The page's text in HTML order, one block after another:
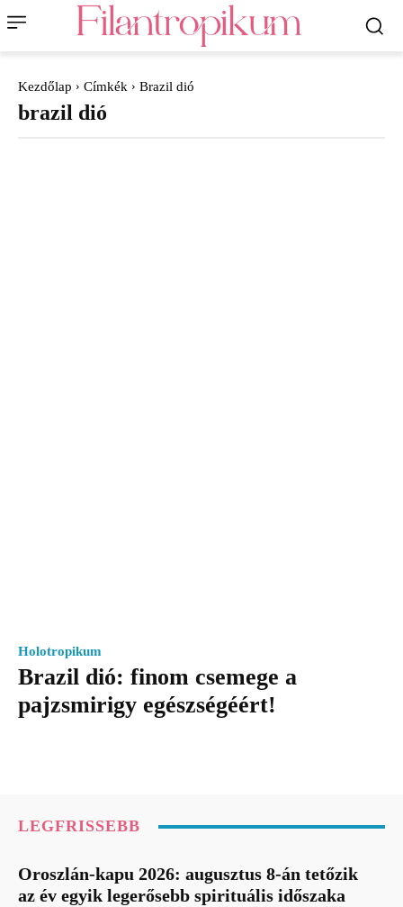
Kezdőlap Címkék Brazil dió
brazil dió
Holotropikum
Brazil dió: finom csemege a
pajzsmirigy egészségéért!
LEGFRISSEBB
Oroszlán-kapu 2026: augusztus 8-án tetőzik
az év egyik legerősebb spirituális időszaka